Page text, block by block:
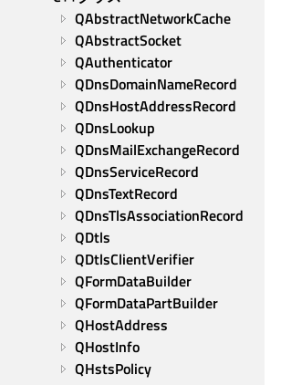
QAbstractNetworkCache
QAbstractSocket
QAuthenticator
QDnsDomainNameRecord
QDnsHostAddressRecord
QDnsLookup
QDnsMailExchangeRecord
QDnsServiceRecord
QDnsTextRecord
QDnsTlsAssociationRecord
QDtls
QDtlsClientVerifier
QFormDataBuilder
QFormDataPartBuilder
QHostAddress
QHostInfo
QHstsPolicy